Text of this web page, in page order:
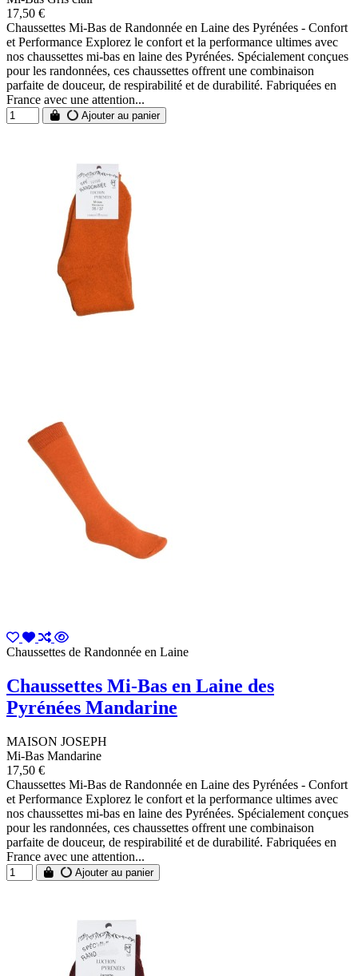
17,50 €
Chaussettes Mi-Bas de Randonnée en Laine des Pyrénées - Confort
et Performance Explorez le confort et la performance ultimes avec
nos chaussettes mi-bas en laine des Pyrénées. Spécialement conçues
pour les randonnées, ces chaussettes offrent une combinaison
parfaite de douceur, de respirabilité et de durabilité. Fabriquées en
France avec une attention...
Ajouter au panier
Chaussettes de Randonnée en Laine
Chaussettes Mi-Bas en Laine des
Pyrénées Mandarine
MAISON JOSEPH
Mi-Bas Mandarine
17,50 €
Chaussettes Mi-Bas de Randonnée en Laine des Pyrénées - Confort
et Performance Explorez le confort et la performance ultimes avec
nos chaussettes mi-bas en laine des Pyrénées. Spécialement conçues
pour les randonnées, ces chaussettes offrent une combinaison
parfaite de douceur, de respirabilité et de durabilité. Fabriquées en
France avec une attention...
Ajouter au panier